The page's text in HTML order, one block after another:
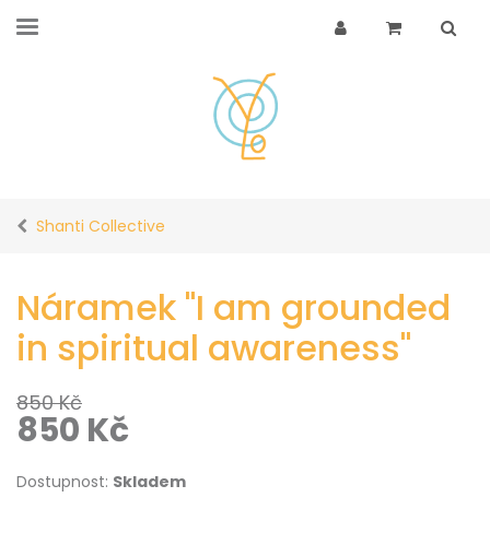
Shanti Collective
Náramek "I am grounded
in spiritual awareness"
850Kč
850 Kč
Dostupnost: Skladem